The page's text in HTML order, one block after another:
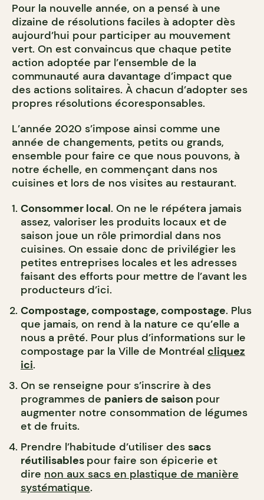
Pour la nouvelle année, on a pensé à une
dizaine de résolutions faciles à adopter dès
aujourd’hui pour participer au mouvement
vert. On est convaincus que chaque petite
action adoptée par l’ensemble de la
communauté aura davantage d’impact que
des actions solitaires. À chacun d’adopter ses
propres résolutions écoresponsables.
L’année 2020 s’impose ainsi comme une
année de changements, petits ou grands,
ensemble pour faire ce que nous pouvons, à
notre échelle, en commençant dans nos
cuisines et lors de nos visites au restaurant.
Consommer local. On ne le répétera jamais
assez, valoriser les produits locaux et de
saison joue un rôle primordial dans nos
cuisines. On essaie donc de privilégier les
petites entreprises locales et les adresses
faisant des efforts pour mettre de l’avant les
producteurs d’ici.
Compostage, compostage, compostage. Plus
que jamais, on rend à la nature ce qu’elle a
nous a prêté. Pour plus d’informations sur le
compostage par la Ville de Montréal cliquez
ici.
On se renseigne pour s’inscrire à des
programmes de paniers de saison pour
augmenter notre consommation de légumes
et de fruits.
Prendre l’habitude d’utiliser des sacs
réutilisables pour faire son épicerie et
dire non aux sacs en plastique de manière
systématique.